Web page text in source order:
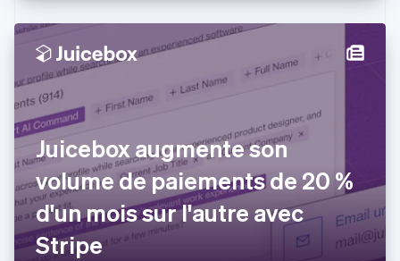
Juicebox augmente son
volume de paiements de 20 %
d'un mois sur l'autre avec
Stripe
États-Unis
Finlande
EnglishSvenska
France
FrançaisEnglish
Gibraltar
English
Grèce
English
Hongrie
English
Inde
English